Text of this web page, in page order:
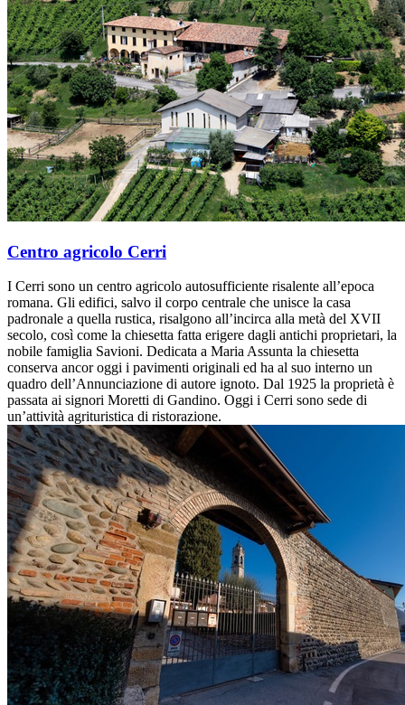
Centro agricolo Cerri
I Cerri sono un centro agricolo autosufficiente risalente all’epoca
romana. Gli edifici, salvo il corpo centrale che unisce la casa
padronale a quella rustica, risalgono all’incirca alla metà del XVII
secolo, così come la chiesetta fatta erigere dagli antichi proprietari, la
nobile famiglia Savioni. Dedicata a Maria Assunta la chiesetta
conserva ancor oggi i pavimenti originali ed ha al suo interno un
quadro dell’Annunciazione di autore ignoto. Dal 1925 la proprietà è
passata ai signori Moretti di Gandino. Oggi i Cerri sono sede di
un’attività agrituristica di ristorazione.